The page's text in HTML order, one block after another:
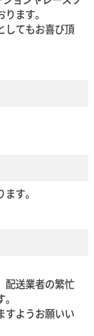
ます。
してもお喜び頂
す。
配送業者の繁忙
すようお願いい